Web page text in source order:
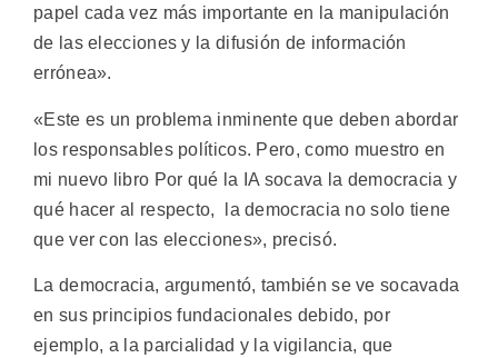
papel cada vez más importante en la manipulación
de las elecciones y la difusión de información
errónea».
«Este es un problema inminente que deben abordar
los responsables políticos. Pero, como muestro en
mi nuevo libro Por qué la IA socava la democracia y
qué hacer al respecto, la democracia no solo tiene
que ver con las elecciones», precisó.
La democracia, argumentó, también se ve socavada
en sus principios fundacionales debido, por
ejemplo, a la parcialidad y la vigilancia, que